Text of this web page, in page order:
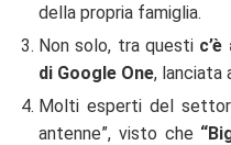
della propria famiglia.
Non solo, tra questi
di Google One, lanciata
Molti esperti del
antenne”, visto che